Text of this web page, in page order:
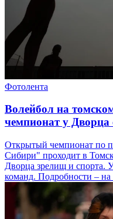
Фотолента
Волейбол на
чемпионат у Дворца
Открытый чемпионат по
Сибири" проходит в
Дворца зрелищ и спорта.
команд. Подробности –